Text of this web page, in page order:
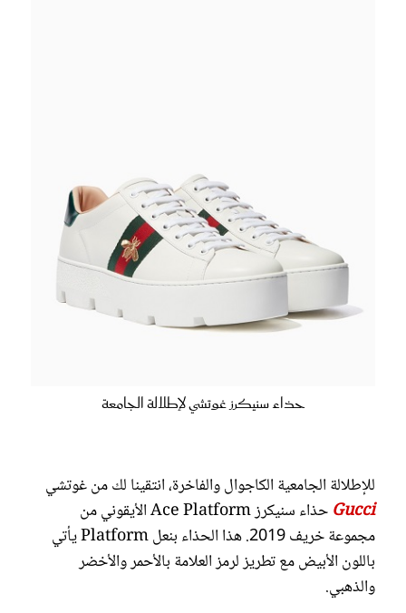
حذاء سنيكرز غوتشي لإطلالة الجامعة
للإطلالة الجامعية الكاجوال والفاخرة، انتقينا لك من غوتشي
Gucci
حذاء سنيكرز Ace Platform الأيقوني من
مجموعة خريف 2019. هذا الحذاء بنعل Platform يأتي
باللون الأبيض مع تطريز لرمز العلامة بالأحمر والأخضر
والذهبي.